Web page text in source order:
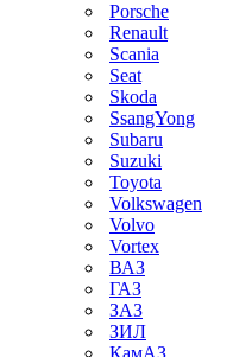
Porsche
Renault
Scania
Seat
Skoda
SsangYong
Subaru
Suzuki
Toyota
Volkswagen
Volvo
Vortex
ВАЗ
ГАЗ
ЗАЗ
ЗИЛ
КамАЗ